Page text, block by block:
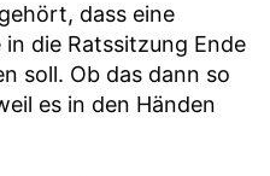
dass eine
die Ratssitzung Ende
soll. Ob das dann so
es in den Händen